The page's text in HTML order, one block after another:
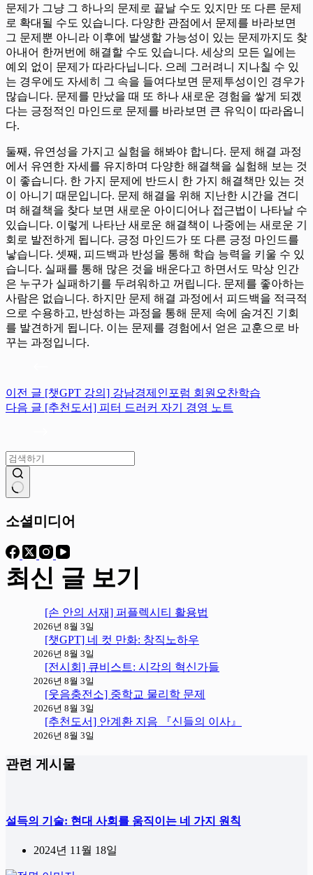
문제가 그냥 그 하나의 문제로 끝날 수도 있지만 또 다른 문제
로 확대될 수도 있습니다. 다양한 관점에서 문제를 바라보면
그 문제뿐 아니라 이후에 발생할 가능성이 있는 문제까지도 찾
아내어 한꺼번에 해결할 수도 있습니다. 세상의 모든 일에는
예외 없이 문제가 따라다닙니다. 으레 그러려니 지나칠 수 있
는 경우에도 자세히 그 속을 들여다보면 문제투성이인 경우가
많습니다. 문제를 만났을 때 또 하나 새로운 경험을 쌓게 되겠
다는 긍정적인 마인드로 문제를 바라보면 큰 유익이 따라옵니
다.
둘째, 유연성을 가지고 실험을 해봐야 합니다. 문제 해결 과정
에서 유연한 자세를 유지하며 다양한 해결책을 실험해 보는 것
이 좋습니다. 한 가지 문제에 반드시 한 가지 해결책만 있는 것
이 아니기 때문입니다. 문제 해결을 위해 지난한 시간을 견디
며 해결책을 찾다 보면 새로운 아이디어나 접근법이 나타날 수
있습니다. 이렇게 나타난 새로운 해결책이 나중에는 새로운 기
회로 발전하게 됩니다. 긍정 마인드가 또 다른 긍정 마인드를
낳습니다. 셋째, 피드백과 반성을 통해 학습 능력을 키울 수 있
습니다. 실패를 통해 많은 것을 배운다고 하면서도 막상 인간
은 누구가 실패하기를 두려워하고 꺼립니다. 문제를 좋아하는
사람은 없습니다. 하지만 문제 해결 과정에서 피드백을 적극적
으로 수용하고, 반성하는 과정을 통해 문제 속에 숨겨진 기회
를 발견하게 됩니다. 이는 문제를 경험에서 얻은 교훈으로 바
꾸는 과정입니다.
이전 글 [챗GPT 강의] 강남경제인포럼 회원오찬학습
다음 글 [추천도서] 피터 드러커 자기 경영 노트
과
음
소셜미디어
최신 글 보기
[손 안의 서재] 퍼플렉시티 활용법
2026년 8월 3일
[챗GPT] 네 컷 만화: 창직노하우
2026년 8월 3일
[전시회] 큐비스트: 시각의 혁신가들
2026년 8월 3일
[웃음충전소] 중학교 물리학 문제
2026년 8월 3일
[추천도서] 안계환 지음 『신들의 이사』
2026년 8월 3일
관련 게시물
설득의 기술: 현대 사회를 움직이는 네 가지 원칙
2024년 11월 18일